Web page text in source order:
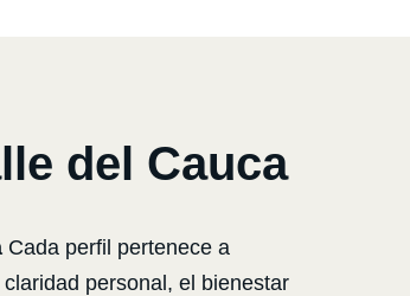
del Cauca
Cada perfil pertenece a
personal, el bienestar